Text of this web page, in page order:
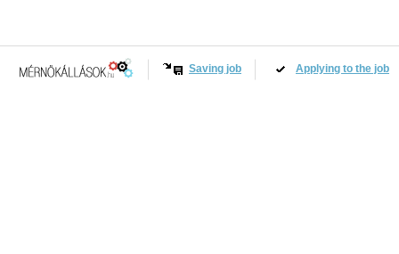
Saving job Applying to the job